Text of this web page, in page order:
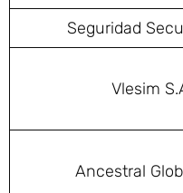
Seguridad
Vlesim
Ancestral